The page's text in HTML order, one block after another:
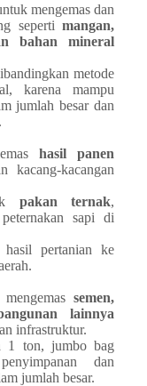
mengemas dan
sepertimangan,
bahan mineral
metode
karena mampu
jumlah besar dan
hasil panen
kacang-kacangan
pakan ternak,
sapi di
hasil pertanian ke
mengemassemen,
lainnya
infrastruktur.
1 ton, jumbo bag
dan
jumlah besar.